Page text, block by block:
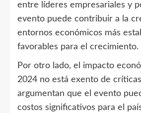
entre líderes empresariales y
evento puede contribuir a la
entornos económicos más
favorables para el crecimiento.
Por otro lado, el impacto
2024 no está exento de
argumentan que el evento
costos significativos para el